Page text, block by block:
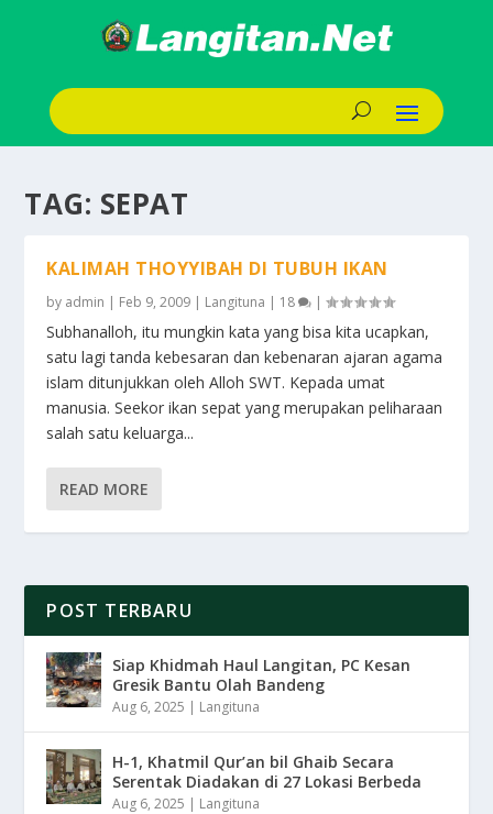
TAG: SEPAT
KALIMAH THOYYIBAH DI TUBUH IKAN
by admin | Feb 9, 2009 | Langituna | 18 |
Subhanalloh, itu mungkin kata yang bisa kita ucapkan,
satu lagi tanda kebesaran dan kebenaran ajaran agama
islam ditunjukkan oleh Alloh SWT. Kepada umat
manusia. Seekor ikan sepat yang merupakan peliharaan
salah satu keluarga...
READ MORE
POST TERBARU
Siap Khidmah Haul Langitan, PC Kesan
Gresik Bantu Olah Bandeng
Aug 6, 2025 | Langituna
H-1, Khatmil Qur’an bil Ghaib Secara
Serentak Diadakan di 27 Lokasi Berbeda
Aug 6, 2025 | Langituna